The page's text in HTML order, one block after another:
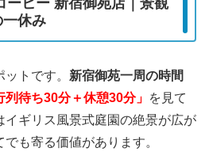
ーヒー 新宿御苑店｜景観
一休み
トです。 新宿御苑一周の時間
列待ち30分＋休憩30分」 を見て
イギリス風景式庭園の絶景が広が
も寄る価値があります。